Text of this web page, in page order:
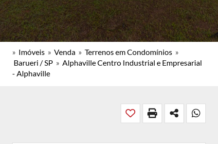
» Imóveis » Venda » Terrenos em Condomínios »
Barueri / SP » Alphaville Centro Industrial e Empresarial
- Alphaville